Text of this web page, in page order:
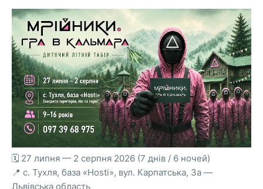
🗓 27 липня — 2 серпня 2026 (7 днів / 6 ночей)
📍 с. Тухля, база «Hosti», вул. Карпатська, 3а —
Львівська область